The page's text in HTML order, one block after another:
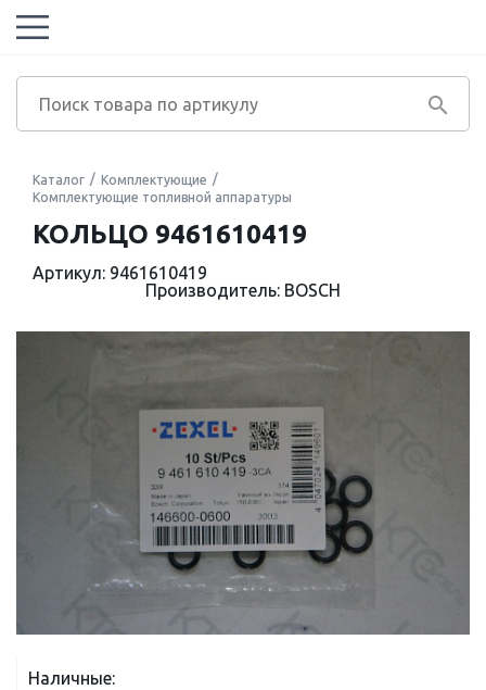
Каталог
Комплектующие
Комплектующие топливной аппаратуры
КОЛЬЦО 9461610419
Артикул: 9461610419
Производитель: BOSCH
Наличные: